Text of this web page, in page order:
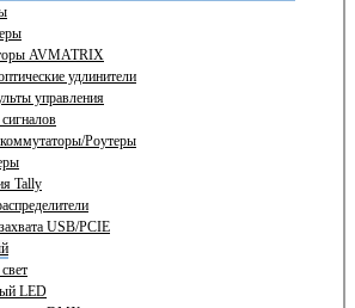
AVMATRIX
удлинители
управления
Роутеры
Tally
USB/PCIE
LED